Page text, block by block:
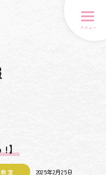
メニュー
!】
室 2025年2月25日